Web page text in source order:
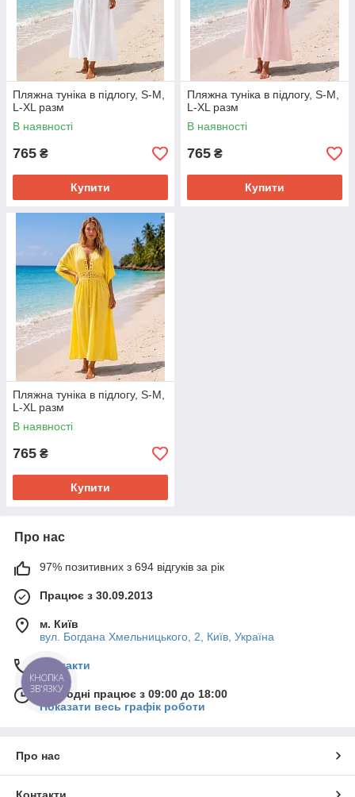
Пляжна туніка в підлогу, S-M,
L-XL разм
В наявності
765 ₴
Купити
Пляжна туніка в підлогу, S-M,
L-XL разм
В наявності
765 ₴
Купити
Пляжна туніка в підлогу, S-M,
L-XL разм
В наявності
765 ₴
Купити
Про нас
97% позитивних з 694 відгуків за рік
Працює з 30.09.2013
м. Київ
вул. Богдана Хмельницького, 2, Київ, Україна
Контакти
Сьогодні працює з 09:00 до 18:00
Показати весь графік роботи
Про нас
КНОПКА
ЗВ'ЯЗКУ